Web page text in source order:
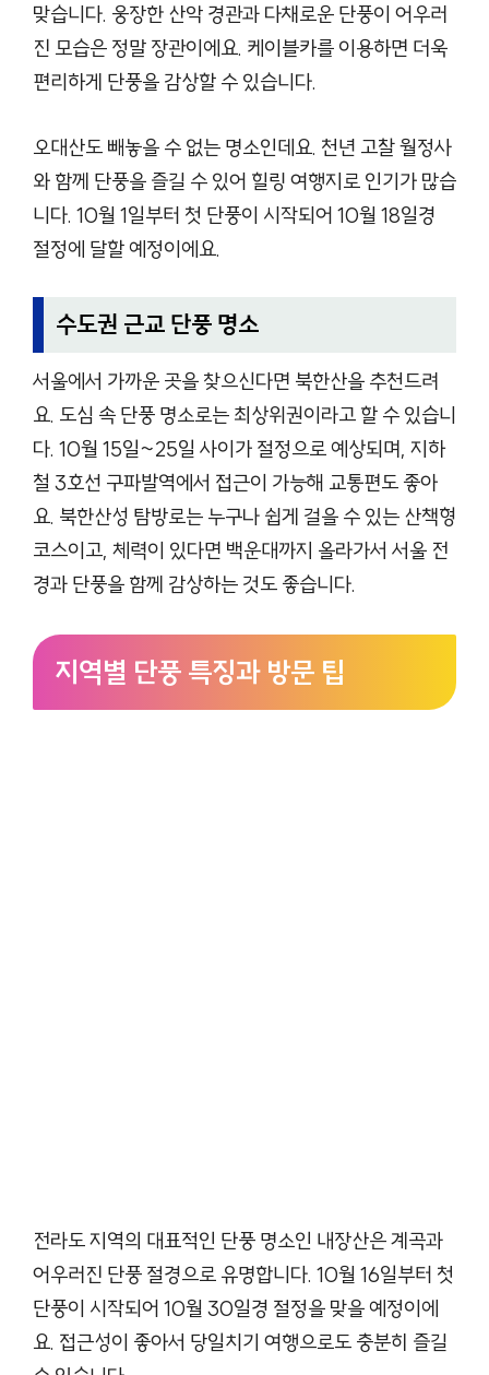
맞습니다. 웅장한 산악 경관과 다채로운 단풍이 어우러
진 모습은 정말 장관이에요. 케이블카를 이용하면 더욱
편리하게 단풍을 감상할 수 있습니다.
오대산도 빼놓을 수 없는 명소인데요. 천년 고찰 월정사
와 함께 단풍을 즐길 수 있어 힐링 여행지로 인기가 많습
니다. 10월 1일부터 첫 단풍이 시작되어 10월 18일경
절정에 달할 예정이에요.
수도권 근교 단풍 명소
서울에서 가까운 곳을 찾으신다면 북한산을 추천드려
요. 도심 속 단풍 명소로는 최상위권이라고 할 수 있습니
다. 10월 15일~25일 사이가 절정으로 예상되며, 지하
철 3호선 구파발역에서 접근이 가능해 교통편도 좋아
요. 북한산성 탐방로는 누구나 쉽게 걸을 수 있는 산책형
코스이고, 체력이 있다면 백운대까지 올라가서 서울 전
경과 단풍을 함께 감상하는 것도 좋습니다.
지역별 단풍 특징과 방문 팁
전라도 지역의 대표적인 단풍 명소인 내장산은 계곡과
어우러진 단풍 절경으로 유명합니다. 10월 16일부터 첫
단풍이 시작되어 10월 30일경 절정을 맞을 예정이에
요. 접근성이 좋아서 당일치기 여행으로도 충분히 즐길